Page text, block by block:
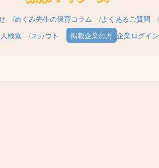
めぐみ先生の保育コラム よくあるご質問
検索 スカウト 企業ログイン